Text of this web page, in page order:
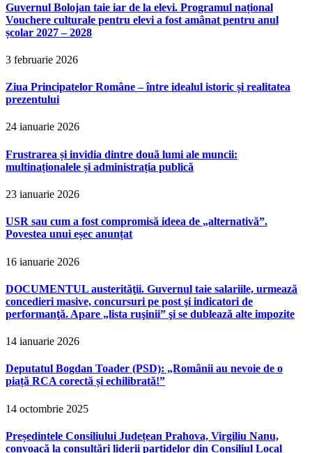
Guvernul Bolojan taie iar de la elevi. Programul național
Vouchere culturale pentru elevi a fost amânat pentru anul
școlar 2027 – 2028
3 februarie 2026
Ziua Principatelor Române – între idealul istoric și realitatea
prezentului
24 ianuarie 2026
Frustrarea și invidia dintre două lumi ale muncii:
multinaționalele și administrația publică
23 ianuarie 2026
USR sau cum a fost compromisă ideea de „alternativă”.
Povestea unui eșec anunțat
16 ianuarie 2026
DOCUMENTUL austerităţii. Guvernul taie salariile, urmează
concedieri masive, concursuri pe post şi indicatori de
performanţă. Apare „lista ruşinii” şi se dublează alte impozite
14 ianuarie 2026
Deputatul Bogdan Toader (PSD): „Românii au nevoie de o
piață RCA corectă și echilibrată!”
14 octombrie 2025
Președintele Consiliului Județean Prahova, Virgiliu Nanu,
convoacă la consultări liderii partidelor din Consiliul Local